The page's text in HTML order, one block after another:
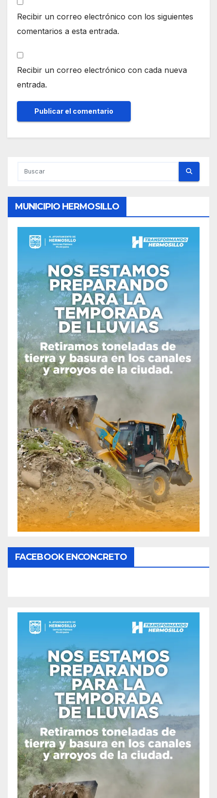
Recibir un correo electrónico con los siguientes
comentarios a esta entrada.
Recibir un correo electrónico con cada nueva
entrada.
MUNICIPIO HERMOSILLO
FACEBOOK ENCONCRETO